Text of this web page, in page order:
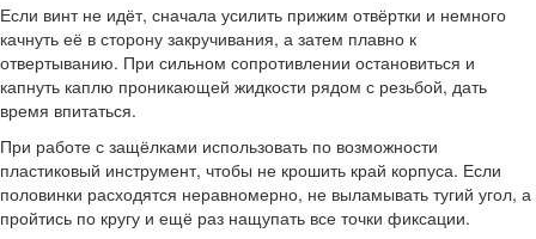
Если винт не идёт, сначала усилить прижим отвёртки и немного
качнуть её в сторону закручивания, а затем плавно к
отвертыванию. При сильном сопротивлении остановиться и
капнуть каплю проникающей жидкости рядом с резьбой, дать
время впитаться.
При работе с защёлками использовать по возможности
пластиковый инструмент, чтобы не крошить край корпуса. Если
половинки расходятся неравномерно, не выламывать тугий угол, а
пройтись по кругу и ещё раз нащупать все точки фиксации.